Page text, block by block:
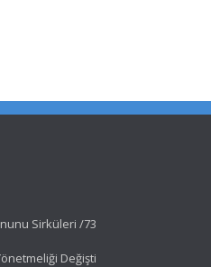
Sirküleri /73
Değişti